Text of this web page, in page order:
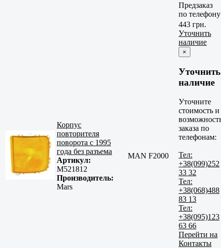
Предзаказ
по телефону
Корпус
повторителя
поворота с 1995
года без разъема
Артикул:
M521812
Производитель:
Mars
MAN F2000
443 грн.
Уточнить
наличие
×
Уточнить
наличие
Уточните
стоимость и
заказа по
телефонам:
Тел:
+38(099)252
33 32
Тел:
+38(068)488
83 13
Тел:
+38(095)123
63 66
Перейти на
Контакты